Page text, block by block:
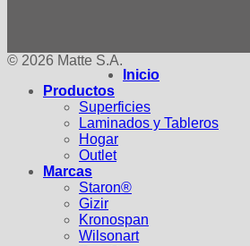
© 2026 Matte S.A.
Inicio
Productos
Superficies
Laminados y Tableros
Hogar
Outlet
Marcas
Staron®
Gizir
Kronospan
Wilsonart